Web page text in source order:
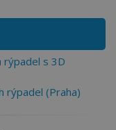
rýpadel s 3D
rýpadel (Praha)